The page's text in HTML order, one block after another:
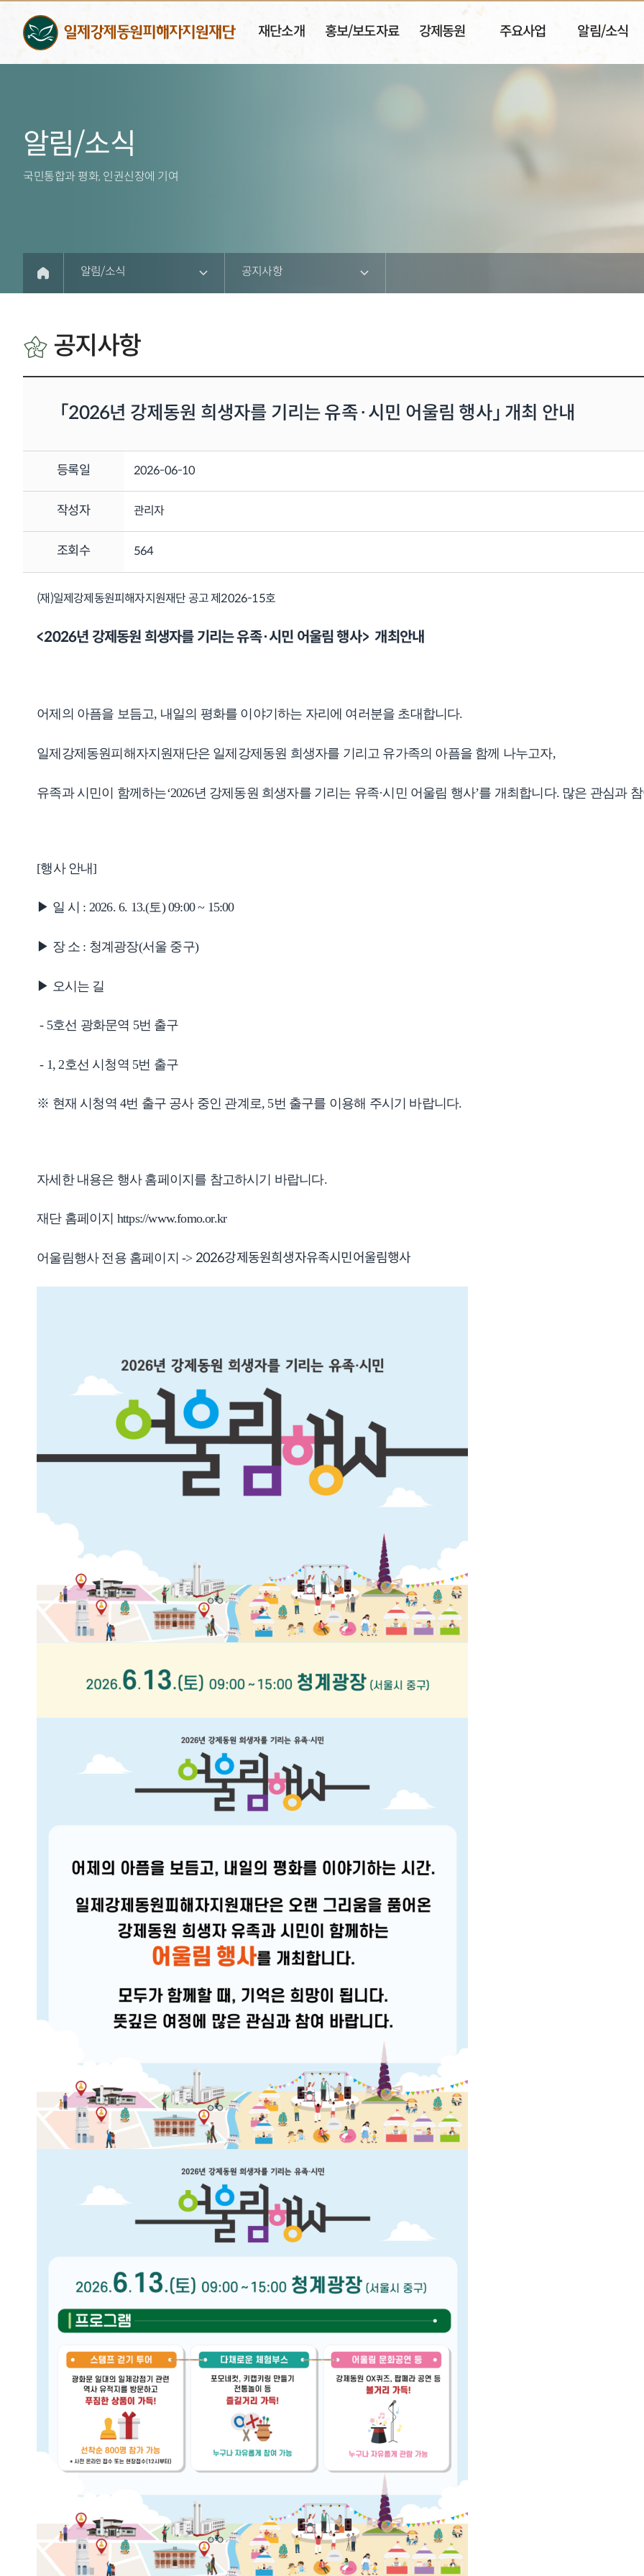
재단소개 홍보/보도자료 강제동원 주요사업 알림/소식
알림/소식
국민통합과 평화, 인권신장에 기여
알림/소식 공지사항
공지사항
「2026년 강제동원 희생자를 기리는 유족·시민 어울림 행사」 개최 안내
등록일 2026-06-10
작성자 관리자
조회수 564
(재)일제강제동원피해자지원재단 공고 제2026-15호
<2026년 강제동원 희생자를 기리는 유족·시민 어울림 행사> 개최안내
어제의 아픔을 보듬고, 내일의 평화를 이야기하는 자리에 여러분을 초대합니다.
일제강제동원피해자지원재단은 일제강제동원 희생자를 기리고 유가족의 아픔을 함께 나누고자,
유족과 시민이 함께하는‘2026년 강제동원 희생자를 기리는 유족·시민 어울림 행사’를 개최합니다. 많은 관심과
[행사 안내]
▶ 일 시 : 2026. 6. 13.(토) 09:00 ~ 15:00
▶ 장 소 : 청계광장(서울 중구)
▶ 오시는 길
- 5호선 광화문역 5번 출구
- 1, 2호선 시청역 5번 출구
※ 현재 시청역 4번 출구 공사 중인 관계로, 5번 출구를 이용해 주시기 바랍니다.
자세한 내용은 행사 홈페이지를 참고하시기 바랍니다.
재단 홈페이지 https://www.fomo.or.kr
어울림행사 전용 홈페이지 -> 2026강제동원희생자유족시민어울림행사